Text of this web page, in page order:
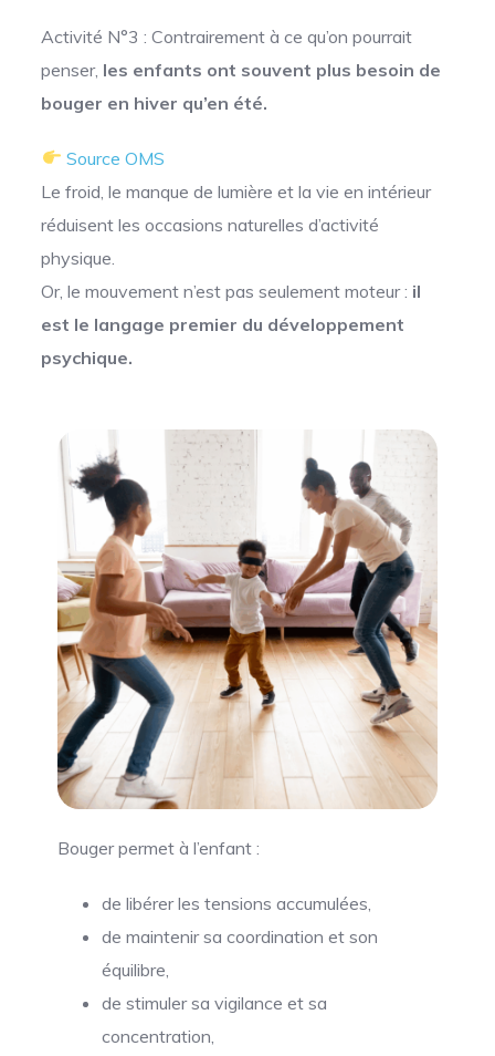
Activité N°3 : Contrairement à ce qu’on pourrait
penser, les enfants ont souvent plus besoin de
bouger en hiver qu’en été.
Source OMS
Le froid, le manque de lumière et la vie en intérieur
réduisent les occasions naturelles d’activité
physique.
Or, le mouvement n’est pas seulement moteur : il
est le langage premier du développement
psychique.
Bouger permet à l’enfant :
de libérer les tensions accumulées,
de maintenir sa coordination et son
équilibre,
de stimuler sa vigilance et sa
concentration,